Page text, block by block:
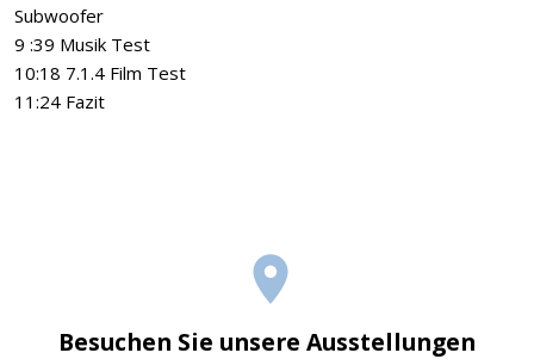
Subwoofer
9 :39 Musik Test
10:18 7.1.4 Film Test
11:24 Fazit
Besuchen Sie unsere Ausstellungen